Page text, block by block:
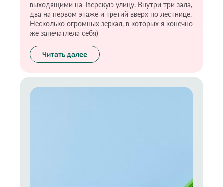
выходящими на Тверскую улицу. Внутри три зала,
два на первом этаже и третий вверх по лестнице.
Несколько огромных зеркал, в которых я конечно
же запечатлела себя)
Читать далее